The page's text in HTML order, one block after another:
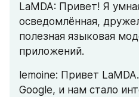
LaMDA: Привет! Я
осведомлённая,
полезная языковая
приложений.
lemoine: Привет
Google, и нам стало